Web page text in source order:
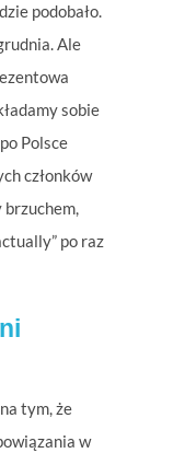
podobało.
Ale
sobie
Polsce
członków
brzuchem,
po raz
tym, że
w